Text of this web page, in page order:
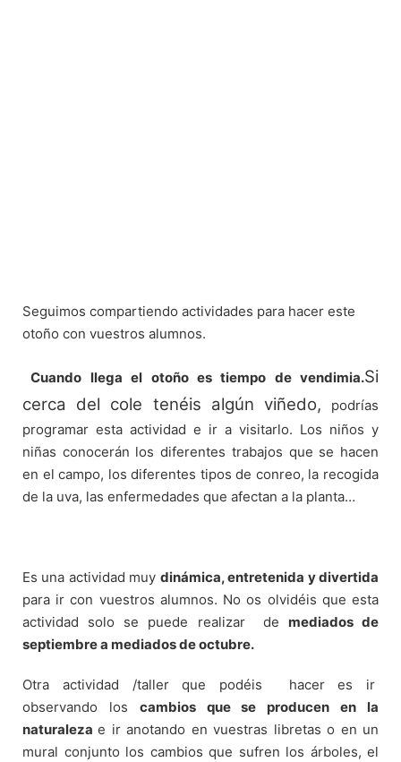
Seguimos compartiendo actividades para hacer este
otoño con vuestros alumnos.
Cuando llega el otoño es tiempo de vendimia.Si
cerca del cole tenéis algún viñedo,
podrías
programar esta actividad e ir a visitarlo. Los niños y
niñas conocerán los diferentes trabajos que se hacen
en el campo, los diferentes tipos de conreo, la recogida
de la uva, las enfermedades que afectan a la planta…
Es una actividad muy dinámica, entretenida y divertida
para ir con vuestros alumnos. No os olvidéis que esta
actividad solo se puede realizar
de mediados de
septiembre a mediados de octubre.
Otra actividad /taller que podéis
hacer es ir
observando los cambios que se producen en la
naturalezae ir anotando en vuestras libretas o en un
mural conjunto los cambios que sufren los árboles, el